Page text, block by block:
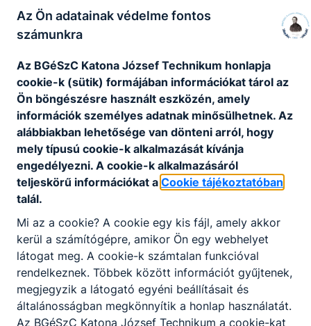
17 18 19 20 21 22
24 25
31 1 2 3 4 5 6
🔎 Nincsenek események ebben a
hónapban
Az Ön adatainak védelme fontos
számunkra
Az BGéSzC Katona József Technikum honlapja
cookie-k (sütik) formájában információkat tárol az
Ön böngészésre használt eszközén, amely
információk személyes adatnak minősülhetnek. Az
alábbiakban lehetősége van dönteni arról, hogy
mely típusú cookie-k alkalmazását kívánja
engedélyezni. A cookie-k alkalmazásáról
teljeskörű információkat a Cookie tájékoztatóban
talál.
Mi az a cookie? A cookie egy kis fájl, amely akkor
kerül a számítógépre, amikor Ön egy webhelyet
látogat meg. A cookie-k számtalan funkcióval
rendelkeznek. Többek között információt gyűjtenek,
megjegyzik a látogató egyéni beállításait és
általánosságban megkönnyítik a honlap használatát.
Az BGéSzC Katona József Technikum a cookie-kat